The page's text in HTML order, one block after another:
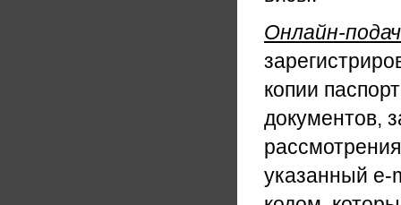
Онлайн-
копии
документов,
указанный e-